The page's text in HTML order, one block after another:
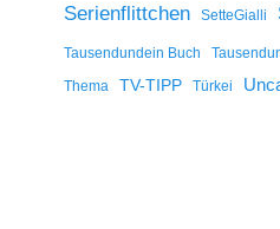
Serienflittchen SetteGialli
Tausendundein Buch
Thema TV-TIPP Türkei